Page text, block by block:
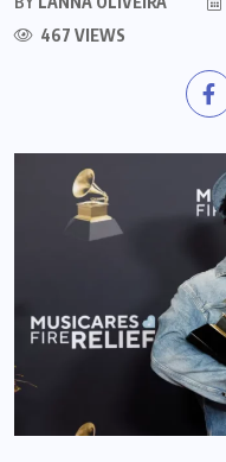
467 VIEWS